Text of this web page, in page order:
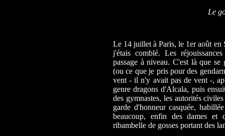
Le
Le 14 juillet à Paris, le 1er août en
j'étais comblé. Les
passage à niveau. C'est là que
(ou ce que je pris pour des
vent - il n'y avait pas de vent -,
genre dragons d'Alcala, puis
des gymnastes, les autorités
garde d'honneur casquée,
beaucoup, enfin des dames et
ribambelle de gosses portant des